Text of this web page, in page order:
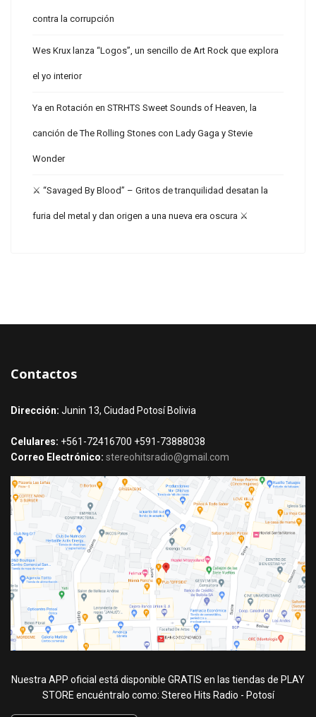
contra la corrupción
Wes Krux lanza “Logos”, un sencillo de Art Rock que explora
el yo interior
Ya en Rotación en STRHTS Sweet Sounds of Heaven, la
canción de The Rolling Stones con Lady Gaga y Stevie
Wonder
⚔️ “Savaged By Blood” – Gritos de tranquilidad desatan la
furia del metal y dan origen a una nueva era oscura ⚔️
Contactos
Dirección: Junin 13, Ciudad Potosí Bolivia
Celulares: +561-72416700 +591-73888038
Correo Electrónico: stereohitsradio@gmail.com
Nuestra APP oficial está disponible GRATIS en las tiendas de PLAY
STORE encuéntralo como: Stereo Hits Radio - Potosí